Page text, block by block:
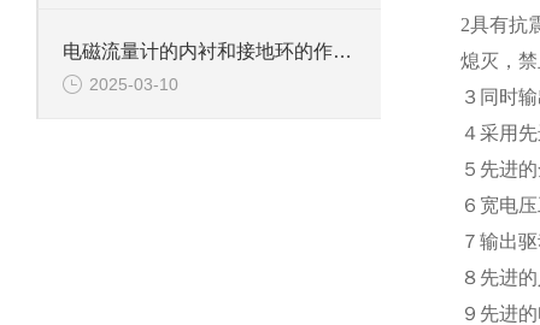
电磁流量计的内衬和接地环的作用是什么？
2025-03-10
2具有抗
熄灭，
３同时
４采用
５先进
６宽电
７输出
８先进
９先进